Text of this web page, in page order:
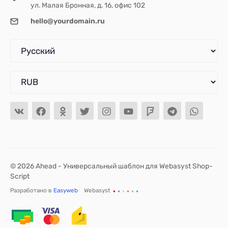
ул. Малая Бронная, д. 16, офис 102
hello@yourdomain.ru
© 2026 Ahead - Универсальный шаблон для Webasyst Shop-
Script
Разработано в Easyweb Webasyst